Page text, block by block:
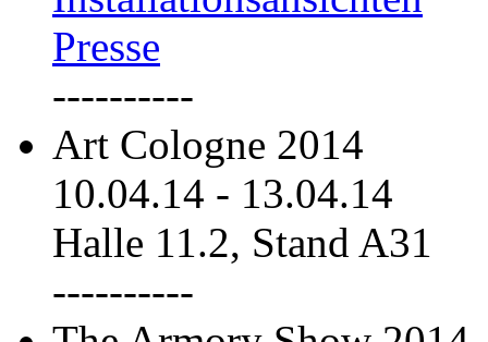
Presse
----------
Art Cologne 2014
10.04.14 - 13.04.14
Halle 11.2, Stand A31
----------